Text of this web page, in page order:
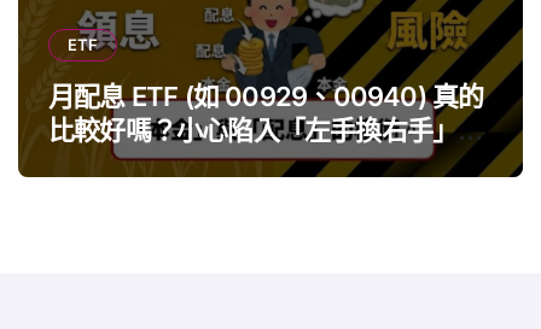
ETF
月配息 ETF (如 00929、00940) 真的
比較好嗎？小心陷入「左手換右手」迷